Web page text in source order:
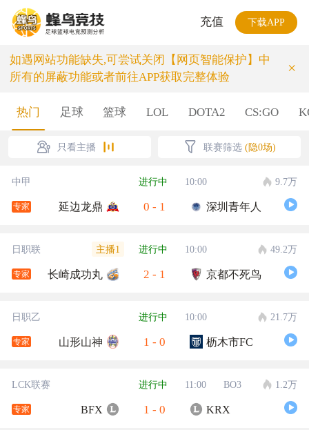
充值 下载APP
如遇网站功能缺失,可尝试关闭【网页智能保护】中
所有的屏蔽功能或者前往APP获取完整体验
×
热门 足球 篮球 LOL DOTA2 CS:GO
只看主播 联赛筛选 (隐0场)
中甲 进行中 10:00 9.7万
专家 延边龙鼎 0 - 1 深圳青年人
日职联 主播1 进行中 10:00 49.2万
专家 长崎成功丸 2 - 1 京都不死鸟
日职乙 进行中 10:00 21.7万
专家 山形山神 1 - 0 枥木市FC
LCK联赛 进行中 11:00 BO3 1.2万
专家 BFX 1 - 0 KRX